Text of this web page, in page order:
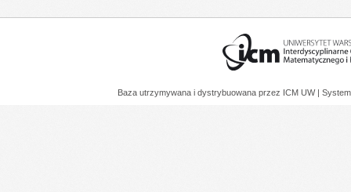
Baza utrzymywana i dystrybuowana przez ICM UW |